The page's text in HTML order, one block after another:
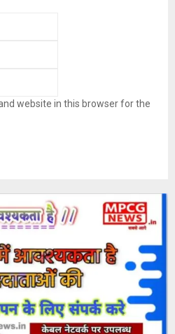
website in this browser for the